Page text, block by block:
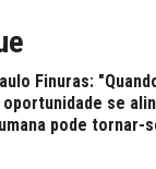
Finuras:
oportunidade se
pode tornar-